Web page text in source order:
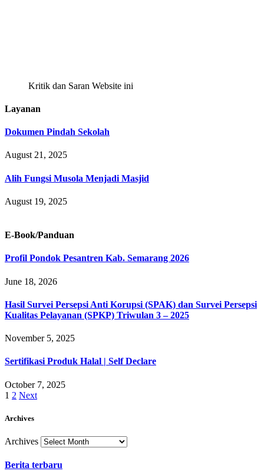
Kritik dan Saran Website ini
Layanan
Dokumen Pindah Sekolah
August 21, 2025
Alih Fungsi Musola Menjadi Masjid
August 19, 2025
E-Book/Panduan
Profil Pondok Pesantren Kab. Semarang 2026
June 18, 2026
Hasil Survei Persepsi Anti Korupsi (SPAK) dan Survei Persepsi
Kualitas Pelayanan (SPKP) Triwulan 3 – 2025
November 5, 2025
Sertifikasi Produk Halal | Self Declare
October 7, 2025
1 2 Next
Archives
Archives
Berita terbaru